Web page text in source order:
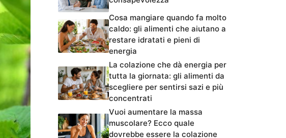
Cosa mangiare quando fa molto
caldo: gli alimenti che aiutano a
restare idratati e pieni di
energia
La colazione che dà energia per
tutta la giornata: gli alimenti da
scegliere per sentirsi sazi e più
concentrati
Vuoi aumentare la massa
muscolare? Ecco quale
dovrebbe essere la colazione